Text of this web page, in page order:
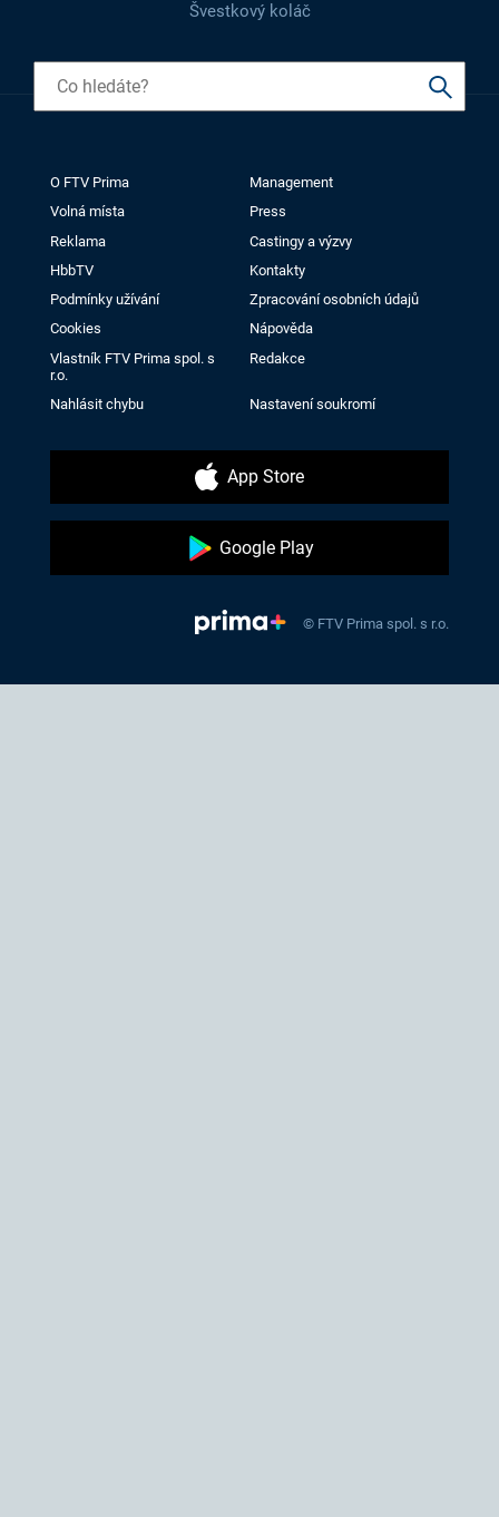
Švestkový koláč
O FTV Prima
Management
Volná místa
Press
Reklama
Castingy a výzvy
HbbTV
Kontakty
Podmínky užívání
Zpracování osobních údajů
Cookies
Nápověda
Vlastník FTV Prima spol. s
r.o.
Redakce
Nahlásit chybu Nastavení soukromí
App Store
Google Play
© FTV Prima spol. s r.o.